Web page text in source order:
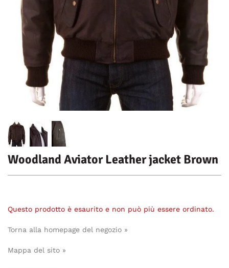
Woodland Aviator Leather jacket Brown
Questo prodotto è esaurito e non può più essere ordinato.
Torna alla homepage del negozio »
Mappa del sito »